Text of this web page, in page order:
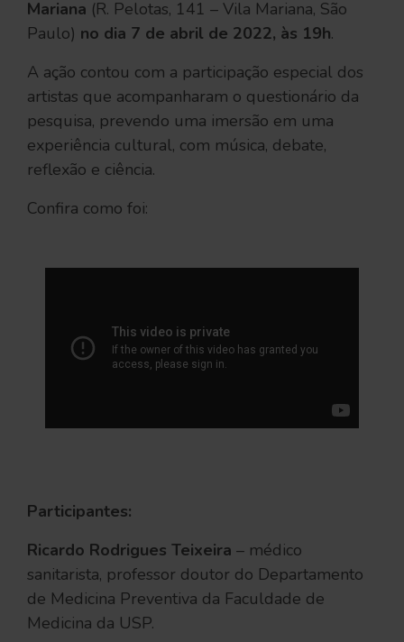
Mariana (R. Pelotas, 141 – Vila Mariana, São
Paulo) no dia 7 de abril de 2022, às 19h.
A ação contou com a participação especial dos
artistas que acompanharam o questionário da
pesquisa, prevendo uma imersão em uma
experiência cultural, com música, debate,
reflexão e ciência.
Confira como foi:
Participantes:
Ricardo Rodrigues Teixeira – médico
sanitarista, professor doutor do Departamento
de Medicina Preventiva da Faculdade de
Medicina da USP.